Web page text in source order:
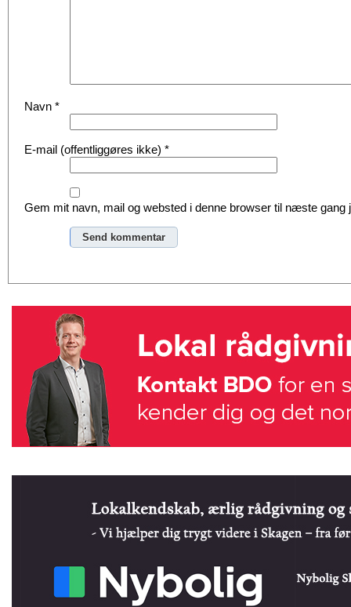
Navn *
E-mail (offentliggøres ikke) *
Gem mit navn, mail og websted i denne browser til næste gang